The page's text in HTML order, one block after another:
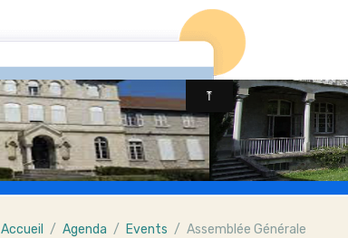
Accueil Agenda Events Assemblée Générale